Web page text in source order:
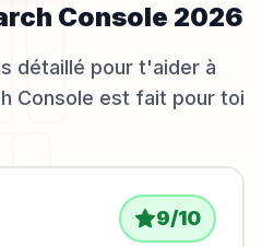
Console 2026
détaillé pour t'aider à
Console est fait pour toi
9/10